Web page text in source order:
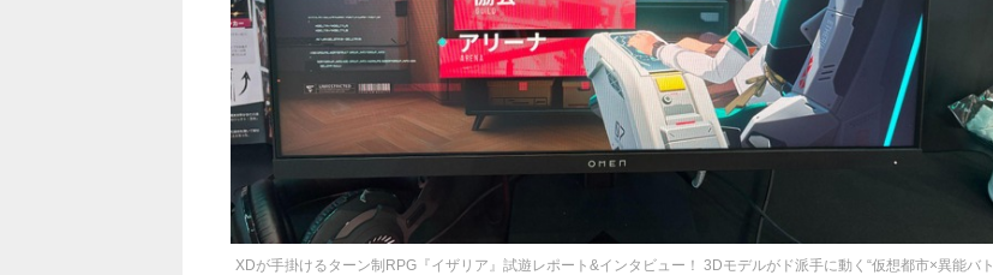
XDが手掛けるターン制RPG『イザリア』試遊レポート&インタビュー！ 3Dモデルがド派手に動く“仮想都市×異能バト